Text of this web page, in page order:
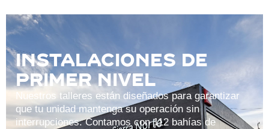
Instalaciones de
primer nivel
Nuestros talleres están diseñados para garantizar
que tu unidad mantenga su operación sin
interrupciones. Contamos con 112 bahías de